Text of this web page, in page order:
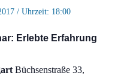
Erlebte Erfahrung
/ Uhrzeit: 18:00
Büchsenstraße 33,